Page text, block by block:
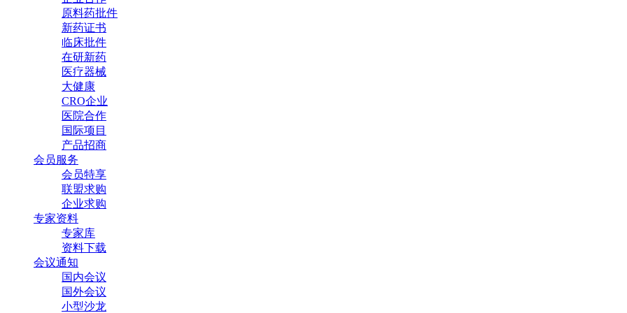
原料药批件
新药证书
临床批件
在研新药
医疗器械
大健康
CRO企业
医院合作
国际项目
产品招商
会员服务
会员特享
联盟求购
企业求购
专家资料
专家库
资料下载
会议通知
国内会议
国外会议
小型沙龙